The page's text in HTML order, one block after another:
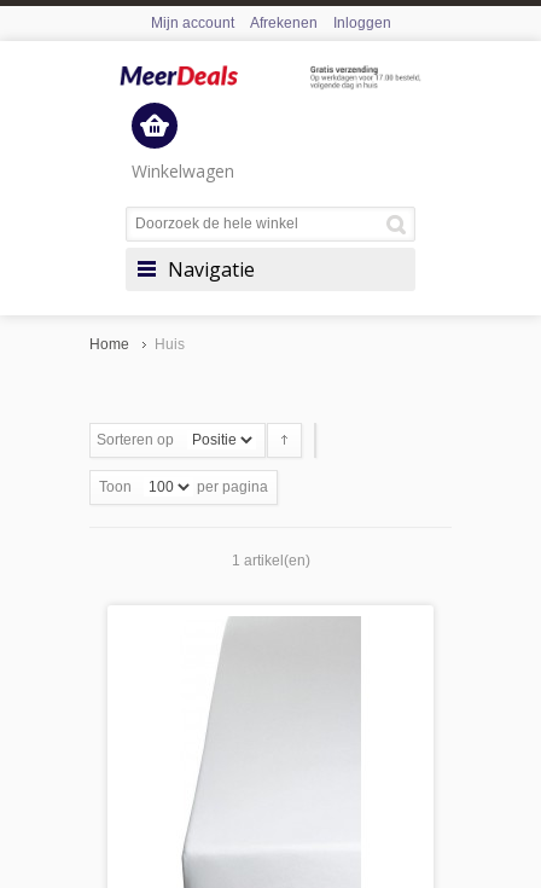
Mijn account Afrekenen Inloggen
Winkelwagen
Navigatie
Home Huis
Sorteren op
Toon per pagina
1 artikel(en)